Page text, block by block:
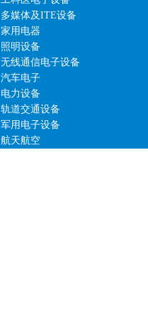
多媒体及ITE设备
家用电器
照明设备
无线通信电子设备
汽车电子
电力设备
轨道交通设备
军用电子设备
航天航空